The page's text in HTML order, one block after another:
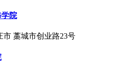
院
市 藁城市创业路23号